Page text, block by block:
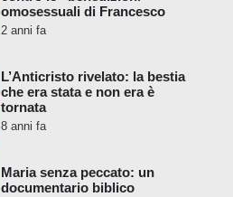
omosessuali di Francesco
2 anni fa
L’Anticristo rivelato: la bestia
che era stata e non era è
tornata
8 anni fa
Maria senza peccato: un
documentario biblico